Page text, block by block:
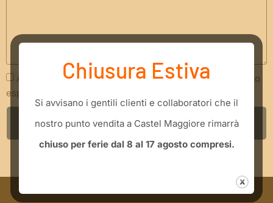
Acconsento che i miei dati siano trattati secondo quanto
espresso nella
INVIA RICHIESTA
Chiusura Estiva
​Si avvisano i gentili clienti e collaboratori che il
nostro punto vendita a Castel Maggiore rimarrà
chiuso per ferie dal 8 al 17 agosto compresi.